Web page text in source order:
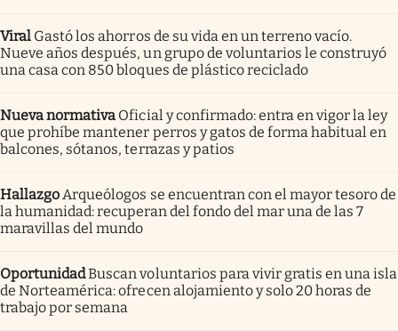
Viral Gastó los ahorros de su vida en un terreno vacío.
Nueve años después, un grupo de voluntarios le construyó
una casa con 850 bloques de plástico reciclado
Nueva normativa Oficial y confirmado: entra en vigor la ley
que prohíbe mantener perros y gatos de forma habitual en
balcones, sótanos, terrazas y patios
Hallazgo Arqueólogos se encuentran con el mayor tesoro de
la humanidad: recuperan del fondo del mar una de las 7
maravillas del mundo
OportunidadBuscan voluntarios para vivir gratis en una isla
de Norteamérica: ofrecen alojamiento y solo 20 horas de
trabajo por semana